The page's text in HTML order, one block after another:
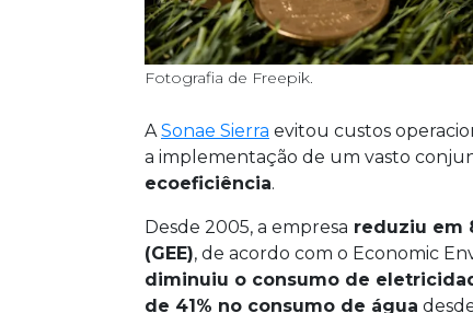
Fotografia de Freepik.
A Sonae Sierra evitou custos
a implementação de um vasto
ecoeficiência.
Desde 2005, a empresa reduziu em
(GEE), de acordo com o Economic
diminuiu o consumo de
de 41% no consumo de água